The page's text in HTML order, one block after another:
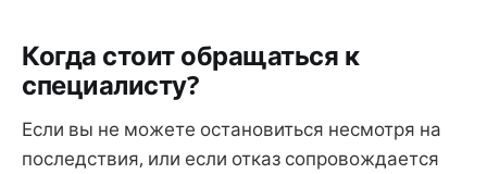
Когда стоит обращаться к
специалисту?
Если вы не можете остановиться несмотря на
последствия, или если отказ сопровождается